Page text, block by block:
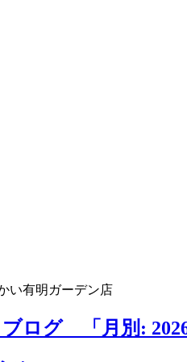
い有明ガーデン店
ログ 「月別: 2026